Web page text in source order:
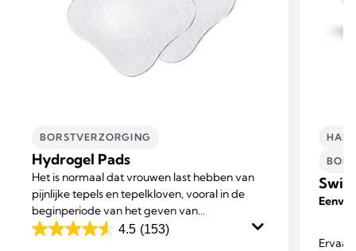
BORSTVERZORGING
Hydrogel Pads
Het is normaal dat vrouwen last hebben van
pijnlijke tepels en tepelkloven, vooral in de
beginperiode van het geven van
borstvoeding.
4.5 (153)
4.5
Ervaar